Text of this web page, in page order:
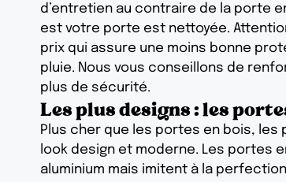
d’entretien au contraire de la porte
est votre porte est nettoyée.
prix qui assure une moins bonne
pluie. Nous vous conseillons de
plus de sécurité.
Les plus designs : les
Plus cher que les portes en bois,
look design et moderne. Les portes
aluminium mais imitent à la